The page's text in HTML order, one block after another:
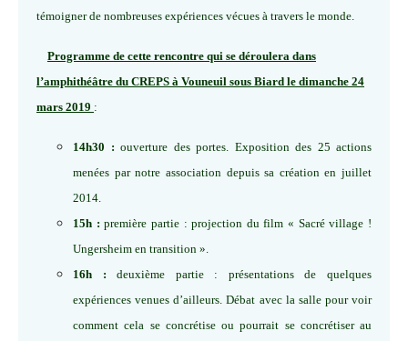
témoigner de nombreuses expériences vécues à travers le monde.
Programme de cette rencontre qui se déroulera dans
l’amphithéâtre du CREPS à Vouneuil sous Biard le dimanche 24
mars 2019 :
14h30 : ouverture des portes. Exposition des 25 actions
menées par notre association depuis sa création en juillet
2014.
15h : première partie : projection du film « Sacré village !
Ungersheim en transition ».
16h : deuxième partie : présentations de quelques
expériences venues d’ailleurs. Débat avec la salle pour voir
comment cela se concrétise ou pourrait se concrétiser au